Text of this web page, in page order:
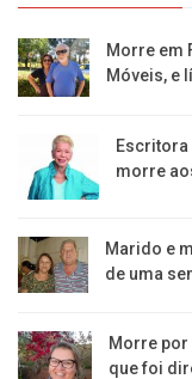
Morre em
Móveis, e
Escritora
morre
Marido e
de uma
Morre por
que foi